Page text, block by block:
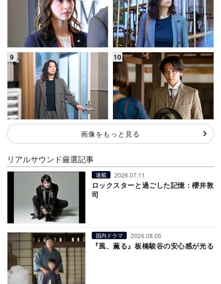
画像をもっと見る
リアルサウンド厳選記事
連載 2026.07.11
ロックスターと過ごした記憶：櫻井敦
司
国内ドラマ 2026.08.05
『風、薫る』板橋駿谷の安心感が光る